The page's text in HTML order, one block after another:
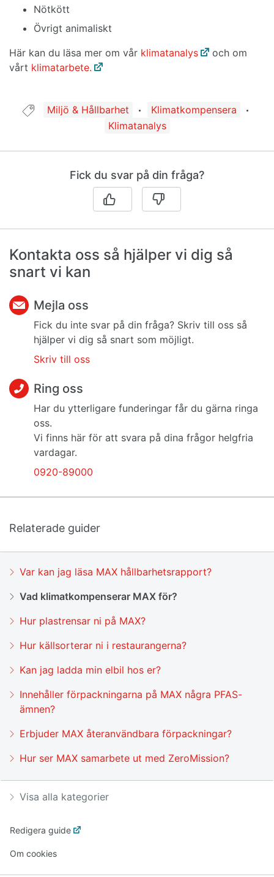
Nötkött
Övrigt animaliskt
Här kan du läsa mer om vår klimatanalys
och om
vårt klimatarbete.
Guide taggad med:
Miljö & Hållbarhet
Klimatkompensera
Klimatanalys
Fick du svar på din fråga?
Kontakta oss så hjälper vi dig så
snart vi kan
Mejla oss
Fick du inte svar på din fråga? Skriv till oss så
hjälper vi dig så snart som möjligt.
Skriv till oss
Ring oss
Har du ytterligare funderingar får du gärna ringa
oss.
Vi finns här för att svara på dina frågor helgfria
vardagar.
0920-89000
Relaterade guider
Var kan jag läsa MAX hållbarhetsrapport?
Vad klimatkompenserar MAX för?
Hur plastrensar ni på MAX?
Hur källsorterar ni i restaurangerna?
Kan jag ladda min elbil hos er?
Innehåller förpackningarna på MAX några PFAS-
ämnen?
Erbjuder MAX återanvändbara förpackningar?
Hur ser MAX samarbete ut med ZeroMission?
Visa alla kategorier
Redigera guide
Om cookies